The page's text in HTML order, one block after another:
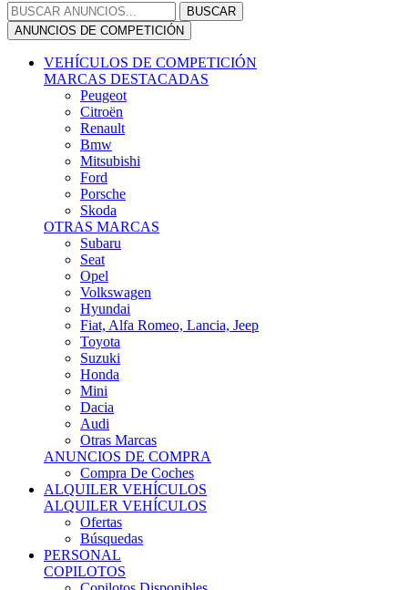
Seat
Opel
Volkswagen
Hyundai
Fiat, Alfa Romeo, Lancia, Jeep
Toyota
Suzuki
Honda
Mini
Dacia
Audi
Otras Marcas
ANUNCIOS DE COMPRA
Compra De Coches
ALQUILER VEHÍCULOS
ALQUILER VEHÍCULOS
Ofertas
Búsquedas
PERSONAL
COPILOTOS
Copilotos Disponibles
Busqueda De Copilotos
MECANICOS
Mecánicos Disponibles
Búsqueda De Mecánicos
PIEZAS DE COMPETICIÓN
MECÁNICA
Motores
Refrigeración
Electrónica
Cajas De Cambio
Sistemas De Escape
Carrocería
Depositos
Suspensiones
Frenos